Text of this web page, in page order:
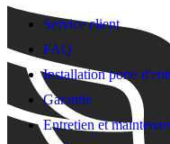
Service client
FAQ
Installation porte
Garantie
Entretien et